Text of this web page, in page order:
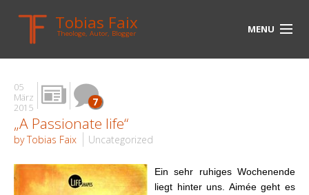
Tobias Faix
Theologe, Autor, Blogger MENU
HOME
BLOG
BIOGRAPHIE
UNTERWEGS
05
März
2015
7
„A Passionate life“
by Tobias Faix Uncategorized
Ein sehr ruhiges Wochenende
liegt hinter uns. Aimée geht es